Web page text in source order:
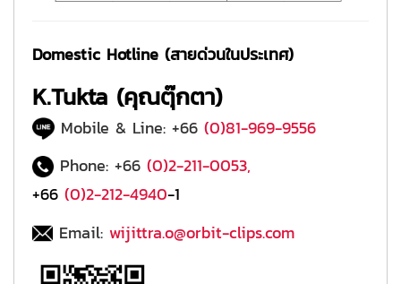
Domestic Hotline (สายด่วนในประเทศ)
K.Tukta (คุณตุ๊กตา)
Mobile & Line: +66 (0)81-969-9556
Phone: +66 (0)2-211-0053,
+66 (0)2-212-4940-1
Email: wijittra.o@orbit-clips.com